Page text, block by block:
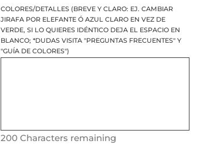
COLORES/DETALLES (BREVE Y CLARO: EJ. CAMBIAR
JIRAFA POR ELEFANTE Ó AZUL CLARO EN VEZ DE
VERDE, SI LO QUIERES IDÉNTICO DEJA EL ESPACIO EN
BLANCO; *DUDAS VISITA "PREGUNTAS FRECUENTES" Y
"GUÍA DE COLORES")
200Characters remaining